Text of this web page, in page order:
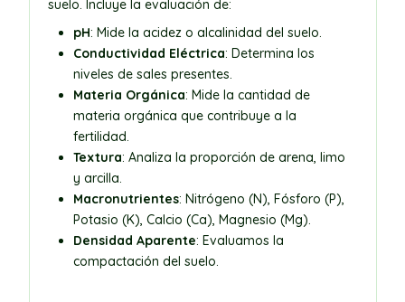
suelo. Incluye la evaluación de:
pH: Mide la acidez o alcalinidad del suelo.
Conductividad Eléctrica: Determina los
niveles de sales presentes.
Materia Orgánica: Mide la cantidad de
materia orgánica que contribuye a la
fertilidad.
Textura: Analiza la proporción de arena, limo
y arcilla.
Macronutrientes: Nitrógeno (N), Fósforo (P),
Potasio (K), Calcio (Ca), Magnesio (Mg).
Densidad Aparente: Evaluamos la
compactación del suelo.